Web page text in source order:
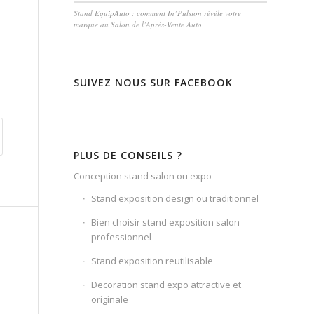
Stand EquipAuto : comment In’Pulsion révèle votre
marque au Salon de l’Après-Vente Auto
SUIVEZ NOUS SUR FACEBOOK
PLUS DE CONSEILS ?
Conception stand salon ou expo
Stand exposition design ou traditionnel
Bien choisir stand exposition salon
professionnel
Stand exposition reutilisable
Decoration stand expo attractive et
originale